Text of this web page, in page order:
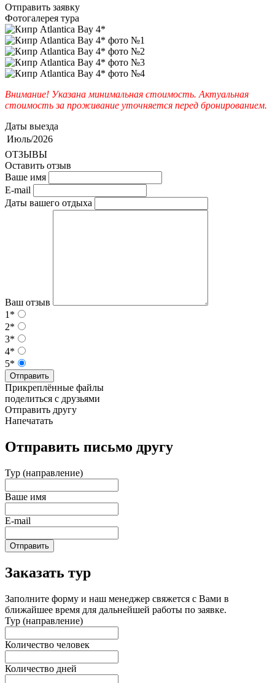
Отправить заявку
Фотогалерея тура
Внимание! Указана минимальная стоимость. Актуальная
стоимость за проживание уточняется перед бронированием.
Даты выезда
Июль/2026
ОТЗЫВЫ
Оставить отзыв
Ваше имя
E-mail
Даты вашего отдыха
Ваш отзыв
1*
2*
3*
4*
5*
Отправить
Прикреплённые файлы
поделиться с друзьями
Отправить другу
Напечатать
Отправить письмо другу
Тур (направление)
Ваше имя
E-mail
Отправить
Заказать тур
Заполните форму и наш менеджер свяжется с Вами в
ближайшее время для дальнейшей работы по заявке.
Тур (направление)
Количество человек
Количество дней